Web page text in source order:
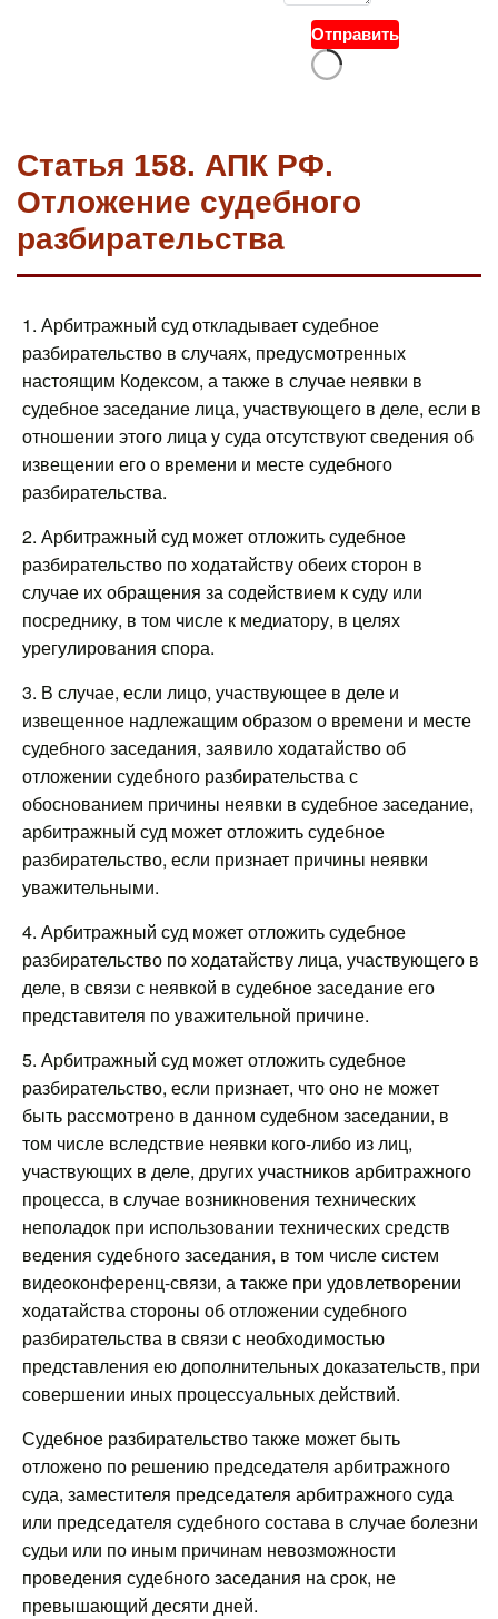
Отправить
Статья 158. АПК РФ.
Отложение судебного
разбирательства
1. Арбитражный суд откладывает судебное
разбирательство в случаях, предусмотренных
настоящим Кодексом, а также в случае неявки в
судебное заседание лица, участвующего в деле, если в
отношении этого лица у суда отсутствуют сведения об
извещении его о времени и месте судебного
разбирательства.
2. Арбитражный суд может отложить судебное
разбирательство по ходатайству обеих сторон в
случае их обращения за содействием к суду или
посреднику, в том числе к медиатору, в целях
урегулирования спора.
3. В случае, если лицо, участвующее в деле и
извещенное надлежащим образом о времени и месте
судебного заседания, заявило ходатайство об
отложении судебного разбирательства с
обоснованием причины неявки в судебное заседание,
арбитражный суд может отложить судебное
разбирательство, если признает причины неявки
уважительными.
4. Арбитражный суд может отложить судебное
разбирательство по ходатайству лица, участвующего в
деле, в связи с неявкой в судебное заседание его
представителя по уважительной причине.
5. Арбитражный суд может отложить судебное
разбирательство, если признает, что оно не может
быть рассмотрено в данном судебном заседании, в
том числе вследствие неявки кого-либо из лиц,
участвующих в деле, других участников арбитражного
процесса, в случае возникновения технических
неполадок при использовании технических средств
ведения судебного заседания, в том числе систем
видеоконференц-связи, а также при удовлетворении
ходатайства стороны об отложении судебного
разбирательства в связи с необходимостью
представления ею дополнительных доказательств, при
совершении иных процессуальных действий.
Судебное разбирательство также может быть
отложено по решению председателя арбитражного
суда, заместителя председателя арбитражного суда
или председателя судебного состава в случае болезни
судьи или по иным причинам невозможности
проведения судебного заседания на срок, не
превышающий десяти дней.